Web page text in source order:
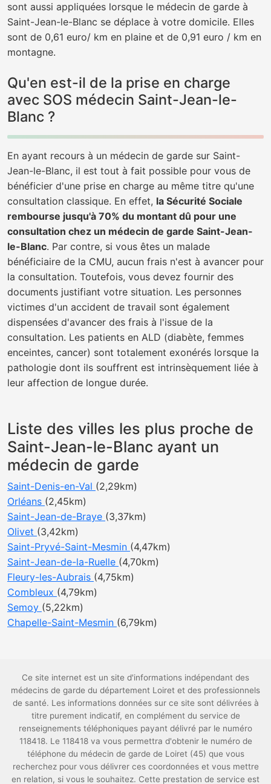
sont aussi appliquées lorsque le médecin de garde à
Saint-Jean-le-Blanc se déplace à votre domicile. Elles
sont de 0,61 euro/ km en plaine et de 0,91 euro / km en
montagne.
Qu'en est-il de la prise en charge
avec SOS médecin Saint-Jean-le-
Blanc ?
En ayant recours à un médecin de garde sur Saint-
Jean-le-Blanc, il est tout à fait possible pour vous de
bénéficier d'une prise en charge au même titre qu'une
consultation classique. En effet, la Sécurité Sociale
rembourse jusqu'à 70% du montant dû pour une
consultation chez un médecin de garde Saint-Jean-
le-Blanc. Par contre, si vous êtes un malade
bénéficiaire de la CMU, aucun frais n'est à avancer pour
la consultation. Toutefois, vous devez fournir des
documents justifiant votre situation. Les personnes
victimes d'un accident de travail sont également
dispensées d'avancer des frais à l'issue de la
consultation. Les patients en ALD (diabète, femmes
enceintes, cancer) sont totalement exonérés lorsque la
pathologie dont ils souffrent est intrinsèquement liée à
leur affection de longue durée.
Liste des villes les plus proche de
Saint-Jean-le-Blanc ayant un
médecin de garde
Saint-Denis-en-Val (2,29km)
Orléans (2,45km)
Saint-Jean-de-Braye (3,37km)
Olivet (3,42km)
Saint-Pryvé-Saint-Mesmin (4,47km)
Saint-Jean-de-la-Ruelle (4,70km)
Fleury-les-Aubrais (4,75km)
Combleux (4,79km)
Semoy (5,22km)
Chapelle-Saint-Mesmin (6,79km)
Ce site internet est un site d'informations indépendant des
médecins de garde du département Loiret et des professionnels
de santé. Les informations données sur ce site sont délivrées à
titre purement indicatif, en complément du service de
renseignements téléphoniques payant délivré par le numéro
118418. Le 118418 va vous permettra d'obtenir le numéro de
téléphone du médecin de garde de Loiret (45) que vous
recherchez pour vous délivrer ces coordonnées et vous mettre
en relation, si vous le souhaitez. Cette prestation de service est